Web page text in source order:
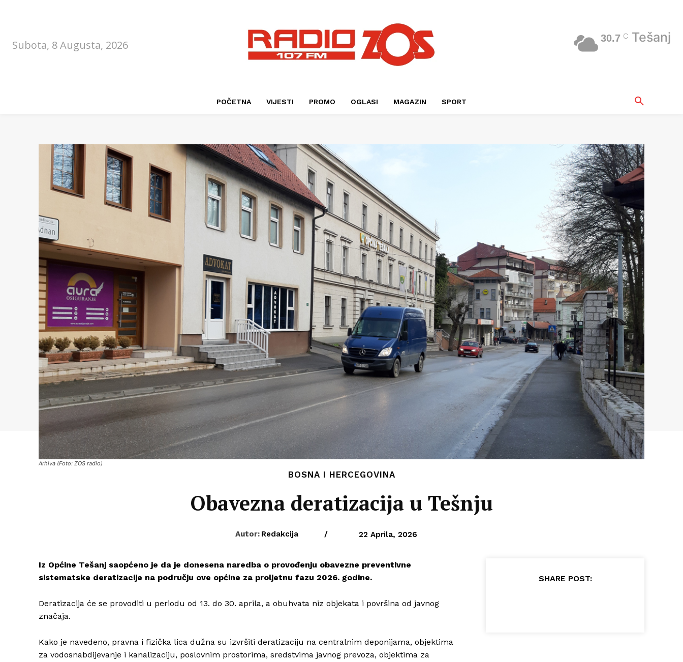
Subota, 8 Augusta, 2026
30.7 C Tešanj
POČETNA VIJESTI PROMO OGLASI MAGAZIN SPORT
Arhiva (Foto: ZOS radio)
BOSNA I HERCEGOVINA
Obavezna deratizacija u Tešnju
Autor: Redakcija / 22 Aprila, 2026
Iz Općine Tešanj saopćeno je da je donesena naredba o provođenju obavezne preventivne
sistematske deratizacije na području ove općine za proljetnu fazu 2026. godine.
Deratizacija će se provoditi u periodu od 13. do 30. aprila, a obuhvata niz objekata i površina od javnog
značaja.
Kako je navedeno, pravna i fizička lica dužna su izvršiti deratizaciju na centralnim deponijama, objektima
za vodosnabdijevanje i kanalizaciju, poslovnim prostorima, sredstvima javnog prevoza, objektima za
SHARE POST: